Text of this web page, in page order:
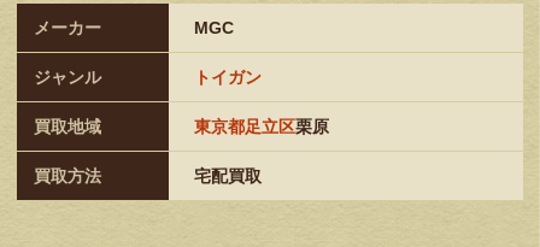
メーカー MGC
ジャンル トイガン
買取地域 東京都足立区栗原
買取方法 宅配買取